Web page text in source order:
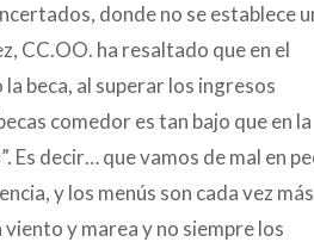
donde no se establece
CC.OO. ha resaltado que en el
beca, al superar los ingresos
comedor es tan bajo que en la
Es decir… que vamos de mal en
y los menús son cada vez más
y marea y no siempre los